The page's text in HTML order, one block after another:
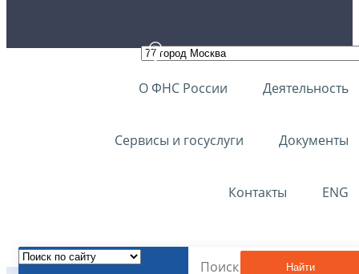
О ФНС России Деятельность
Сервисы и госуслуги Документы
Контакты ENG
Найти